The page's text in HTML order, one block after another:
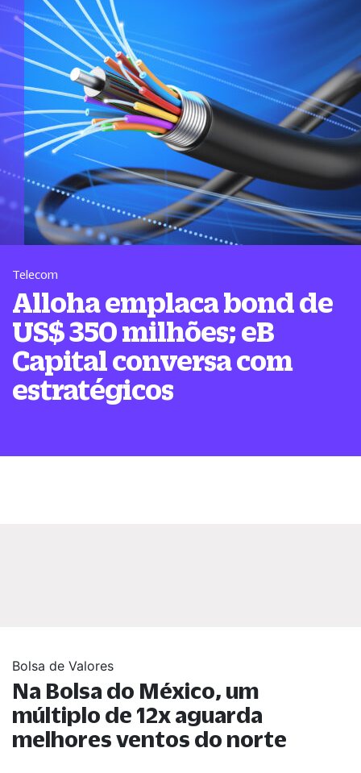
Telecom
Alloha emplaca bond de
US$ 350 milhões; eB
Capital conversa com
estratégicos
Bolsa de Valores
Na Bolsa do México, um
múltiplo de 12x aguarda
melhores ventos do norte